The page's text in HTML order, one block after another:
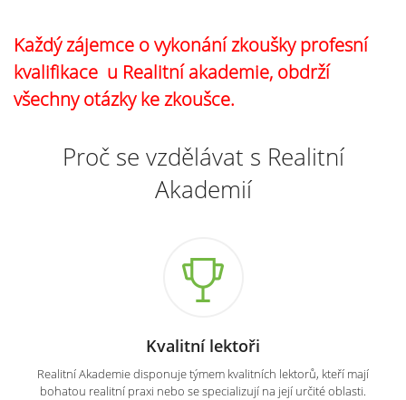
Každý zájemce o vykonání zkoušky profesní
kvalifikace u Realitní akademie, obdrží
všechny otázky ke zkoušce.
Proč se vzdělávat s Realitní
Akademií
Kvalitní lektoři
Realitní Akademie disponuje týmem kvalitních lektorů, kteří mají
bohatou realitní praxi nebo se specializují na její určité oblasti.